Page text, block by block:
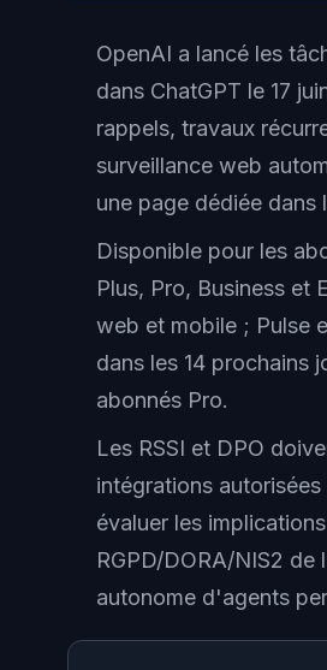
OpenAI a lancé les
dans ChatGPT le 17
rappels, travaux
surveillance web
une page dédiée dans
Disponible pour les
Plus, Pro, Business et
web et mobile ; Pulse
dans les 14 prochains
abonnés Pro.
Les RSSI et DPO
intégrations
évaluer les implications
RGPD/DORA/NIS2 de
autonome d'agents